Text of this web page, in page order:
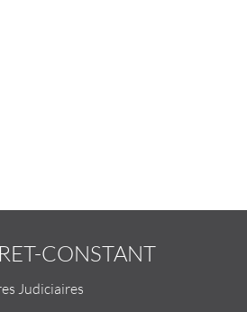
CONSTANT
Judiciaires